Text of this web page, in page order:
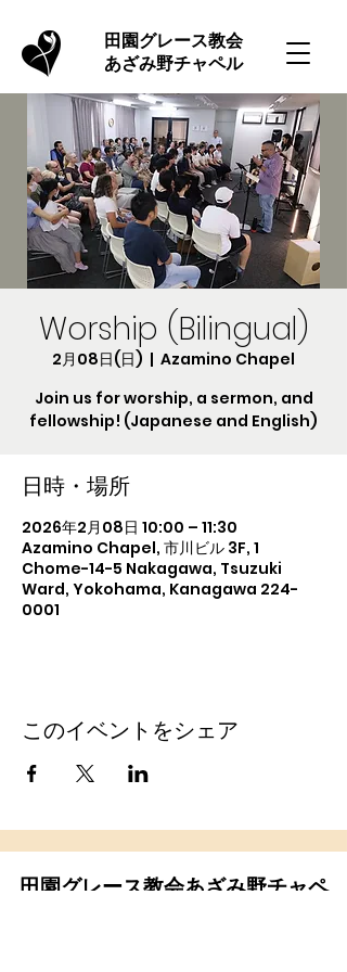
​田園グレース教会
あざみ野チャペル
Worship (Bilingual)
2月08日(日)
  |
Azamino Chapel
Join us for worship, a sermon, and
fellowship! (Japanese and English)
日時・場所
2026年2月08日 10:00 – 11:30
Azamino Chapel, 市川ビル 3F, 1
Chome-14-5 Nakagawa, Tsuzuki
Ward, Yokohama, Kanagawa 224-
0001
このイベントをシェア
田園グレース教会あざみ野チャペ